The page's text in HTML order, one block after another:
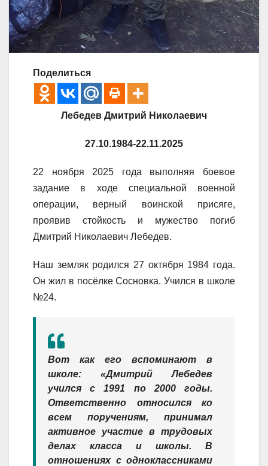
Поделиться
Лебедев Дмитрий Николаевич
27.10.1984-22.11.2025
22 ноября 2025 года выполняя боевое
задание в ходе специальной военной
операции, верный воинской присяге,
проявив стойкость и мужество погиб
Дмитрий Николаевич Лебедев.
Наш земляк родился 27 октября 1984 года.
Он жил в посёлке Сосновка. Учился в школе
№24.
Вот как его вспоминают в
школе: «Дмитрий Лебедев
учился с 1991 по 2000 годы.
Ответственно относился ко
всем поручениям, принимал
активное участие в трудовых
делах класса и школы. В
отношениях с одноклассниками